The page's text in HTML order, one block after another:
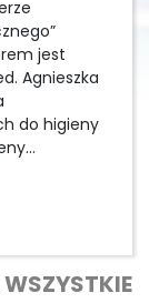
jest
Agnieszka
do higieny
W